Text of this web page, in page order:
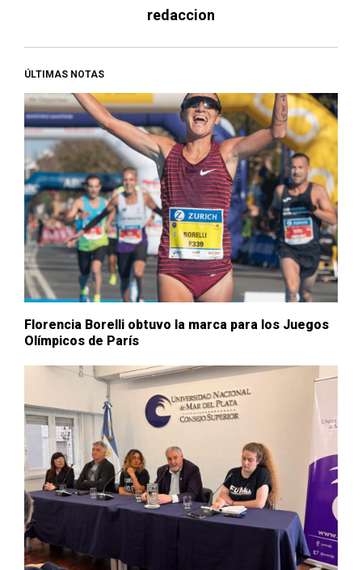
redaccion
ÚLTIMAS NOTAS
Florencia Borelli obtuvo la marca para los Juegos
Olímpicos de París